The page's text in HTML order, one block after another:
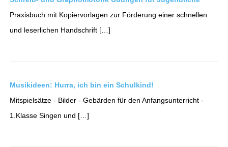
Praxisbuch mit Kopiervorlagen zur Förderung einer schnellen
und leserlichen Handschrift […]
Musikideen: Hurra, ich bin ein Schulkind!
Mitspielsätze - Bilder - Gebärden für den Anfangsunterricht -
1.Klasse Singen und […]